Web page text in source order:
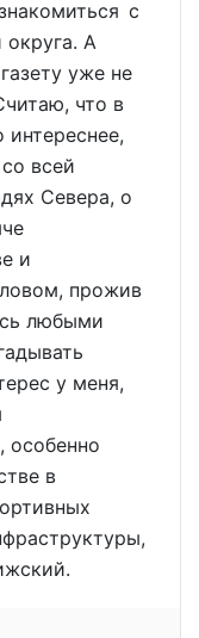
с
А
уже не
что в
интереснее,
всей
Севера, о
и
прожив
любыми
у меня,
особенно
в